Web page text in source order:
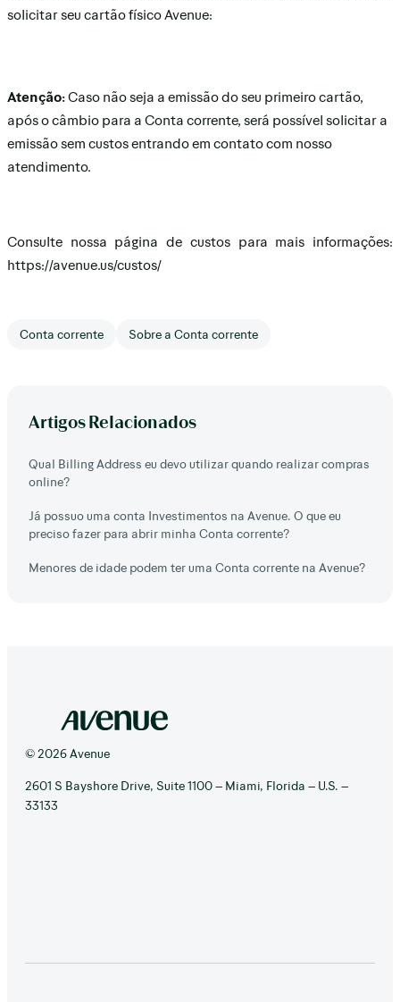
solicitar seu cartão físico Avenue:
Atenção:Caso não seja a emissão do seu primeiro cartão,
após o câmbio para a Conta corrente, será possível solicitar a
emissão sem custos entrando em contato com nosso
atendimento.
Consulte nossa página de custos para mais informações:
https://avenue.us/custos/
Conta corrente Sobre a Conta corrente
Artigos Relacionados
Qual Billing Address eu devo utilizar quando realizar compras
online?
Já possuo uma conta Investimentos na Avenue. O que eu
preciso fazer para abrir minha Conta corrente?
Menores de idade podem ter uma Conta corrente na Avenue?
© 2026 Avenue
2601 S Bayshore Drive, Suite 1100 – Miami, Florida – U.S. –
33133